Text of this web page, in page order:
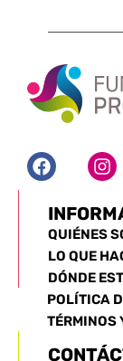
QUIÉNES
LO QUE
DÓNDE
POLÍTICA
TÉRMINOS